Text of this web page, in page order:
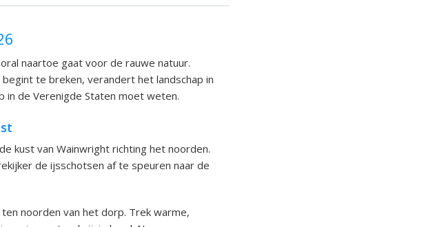
naartoe gaat voor de rauwe natuur.
te breken, verandert het landschap in
in de Verenigde Staten moet weten.
kust van Wainwright richting het noorden.
de ijsschotsen af te speuren naar de
noorden van het dorp. Trek warme,